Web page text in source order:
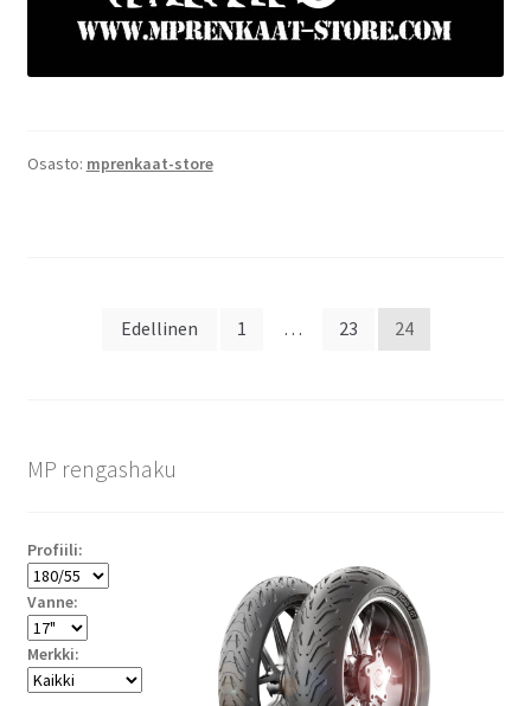
Osasto: mprenkaat-store
Artikkelien
Edellinen 1 … 23 24
MP rengashaku
Profiili:
Vanne:
Merkki: